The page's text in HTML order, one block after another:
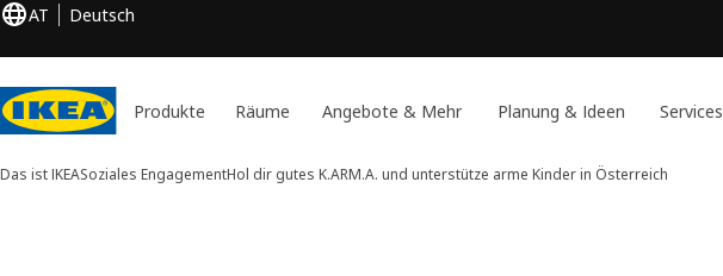
AT Deutsch
Produkte Räume Angebote & Mehr Planung & Ideen Services
Das ist IKEASoziales EngagementHol dir gutes K.ARM.A. und unterstütze arme Kinder in Österreich